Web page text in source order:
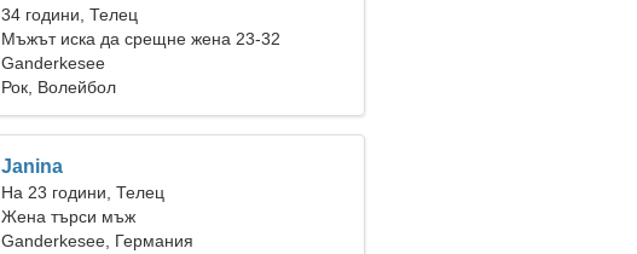
34 години, Телец
Мъжът иска да срещне жена 23-32
Ganderkesee
Рок, Волейбол
Janina
На 23 години, Телец
Жена търси мъж
Ganderkesee, Германия